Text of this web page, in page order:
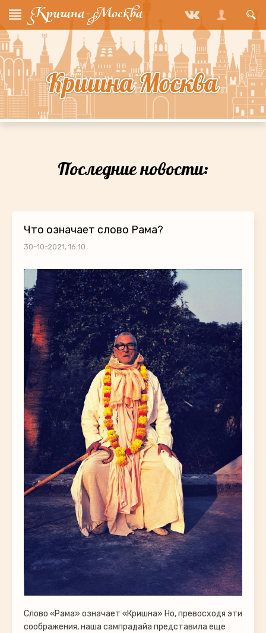
Последние новости:
Что означает слово Рама?
30-10-2021, 16:10
Слово «Рама» означает «Кришна» Но, превосходя эти
соображения, наша сампрадайа представила еще